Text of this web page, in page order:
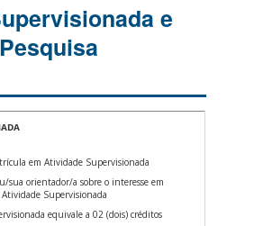
e
em Atividade Supervisionada
sua orientador/a sobre o interesse em
Supervisionada
equivale a 02 (dois) créditos